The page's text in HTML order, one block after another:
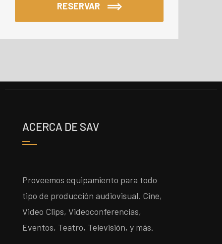
RESERVAR
ACERCA DE SAV
Proveemos equipamiento para todo
tipo de producción audiovisual. Cine,
Video Clips, Videoconferencias,
Eventos, Teatro, Televisión, y más.